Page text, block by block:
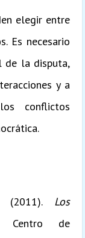
elegir entre
Es necesario
de la disputa,
y a
conflictos
Los
de